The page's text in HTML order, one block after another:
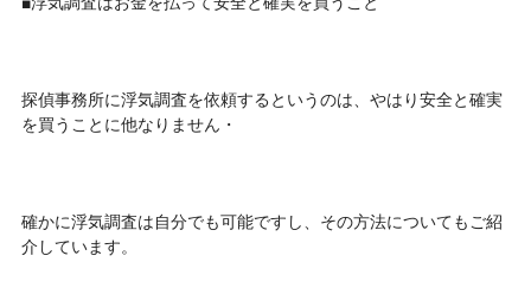
探偵事務所に浮気調査を依頼するというのは、やはり安全と確実
を買うことに他なりません・
確かに浮気調査は自分でも可能ですし、その方法についてもご紹
介しています。